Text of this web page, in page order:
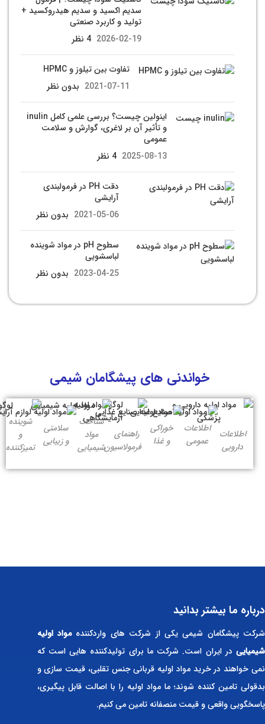
سدیم اکسید و سدیم هیدروکسید +
تولید و کاربرد صنعتی
2026-02-19 4 نظر
تفاوت بین تیلوز و HPMC
2021-07-11 بدون نظر
اینولین چیست؟ بررسی علمی کامل inulin
و تأثیر آن بر لاغری، گوارش و سلامت
عمومی
2025-08-13 4 نظر
دقت PH در فرمولبندی
آرایشی
2021-05-06 بدون نظر
سطوح pH در مواد شوینده
لباسشویی
2023-04-25 بدون نظر
خواندنی های پیشگامان شیمی
اطلاعات
دارویی
اطلاعات
عمومی
خوراکی
و غذا
راهنمای
فرمولاسیون
شناخت
مواد
شیمیایی
سلامتی
و زیبایی
شوینده
و
تمیزکننده
درباره ما بیشتر بدانید
شرکت پیشگامان شیمی یکی از شرکت های واردکنندهمواد اولیه
شیمیایی در ایران است. شرکت ما برای تولیدکننده هایی است که
نمی خواهند در خرید مواد اولیه قربانی جنس تقلبی، قیمت سازی و
بدقولی تامین کننده شوند؛ ما مواد اولیه را با اصالت قابل پیگیری،
پاسخگویی واقعی و قیمت منصفانه تامین می کنیم.